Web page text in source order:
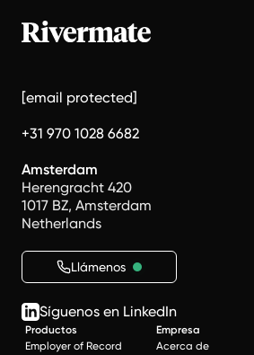
[email protected]
+31 970 1028 6682
Amsterdam
Herengracht 420
1017 BZ, Amsterdam
Netherlands
Llámenos
Síguenos en LinkedIn
Productos
Employer of Record
Empresa
Acerca de